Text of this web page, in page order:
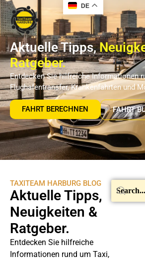
DE
Aktuelle Tipps,
Ratgeber.
Entdecken Sie hilfreiche Informationen
Flughafentransfer, Krankenfahrten und
FAHRT BERECHNEN FAHRT
TAXITEAM HARBURG BLOG
Aktuelle Tipps,
Neuigkeiten &
Ratgeber.
Entdecken Sie hilfreiche
Informationen rund um Taxi,